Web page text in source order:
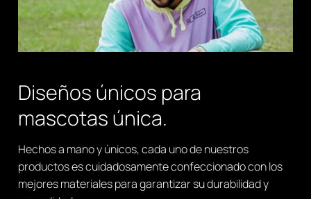
Diseños únicos para
mascotas única.
Hechos a mano y únicos, cada uno de nuestros
productos es cuidadosamente confeccionado con los
mejores materiales para garantizar su durabilidad y